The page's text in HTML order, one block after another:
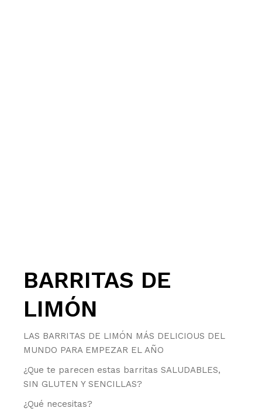
BARRITAS DE
LIMÓN
LAS BARRITAS DE LIMÓN MÁS DELICIOUS DEL
MUNDO PARA EMPEZAR EL AÑO
¿Que te parecen estas barritas SALUDABLES,
SIN GLUTEN Y SENCILLAS?
¿Qué necesitas?